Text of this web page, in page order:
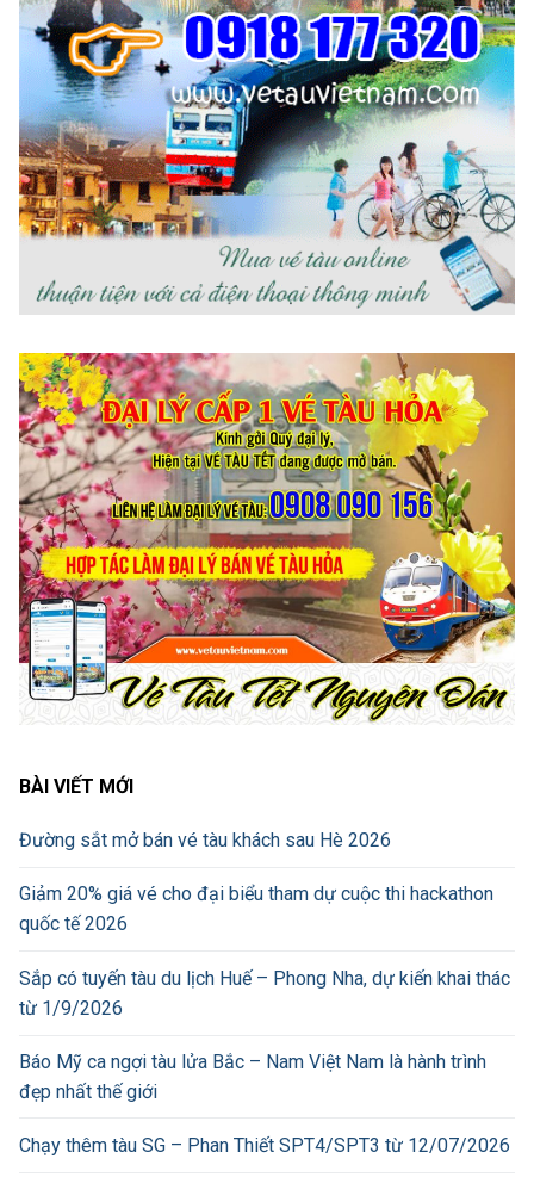
BÀI VIẾT MỚI
Đường sắt mở bán vé tàu khách sau Hè 2026
Giảm 20% giá vé cho đại biểu tham dự cuộc thi hackathon
quốc tế 2026
Sắp có tuyến tàu du lịch Huế – Phong Nha, dự kiến khai thác
từ 1/9/2026
Báo Mỹ ca ngợi tàu lửa Bắc – Nam Việt Nam là hành trình
đẹp nhất thế giới
Chạy thêm tàu SG – Phan Thiết SPT4/SPT3 từ 12/07/2026